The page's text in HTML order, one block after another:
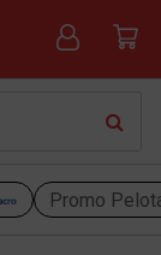
Promo